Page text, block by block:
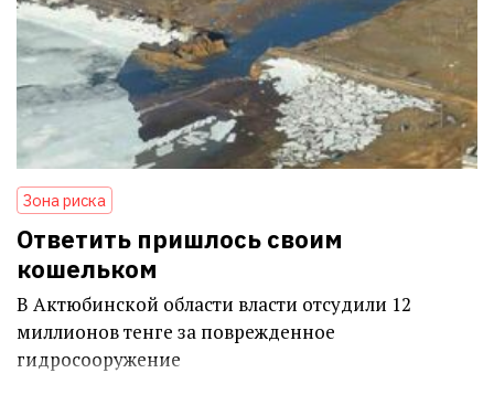
Зона риска
Ответить пришлось своим
кошельком
В Актюбинской области власти отсудили 12
миллионов тенге за поврежденное
гидросооружение